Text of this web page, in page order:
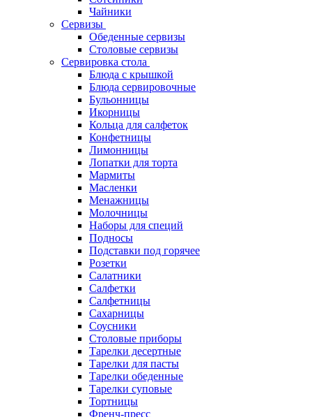
Чайники
Сервизы
Обеденные сервизы
Столовые сервизы
Сервировка стола
Блюда с крышкой
Блюда сервировочные
Бульонницы
Икорницы
Кольца для салфеток
Конфетницы
Лимонницы
Лопатки для торта
Мармиты
Масленки
Менажницы
Молочницы
Наборы для специй
Подносы
Подставки под горячее
Розетки
Салатники
Салфетки
Салфетницы
Сахарницы
Соусники
Столовые приборы
Тарелки десертные
Тарелки для пасты
Тарелки обеденные
Тарелки суповые
Тортницы
Френч-пресс